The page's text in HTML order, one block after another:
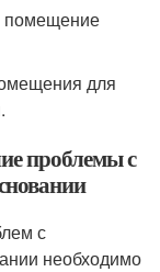
помещение
для
проблемы с
с
необходимо